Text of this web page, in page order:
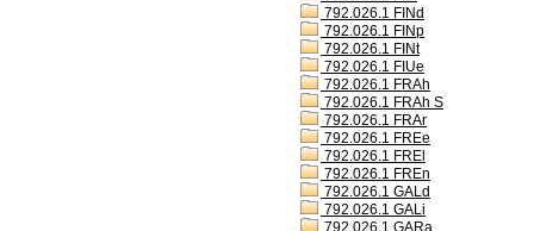
792.026.1 FINd
792.026.1 FINp
792.026.1 FINt
792.026.1 FIUe
792.026.1 FRAh
792.026.1 FRAh S
792.026.1 FRAr
792.026.1 FREe
792.026.1 FREl
792.026.1 FREn
792.026.1 GALd
792.026.1 GALi
792.026.1 GARa